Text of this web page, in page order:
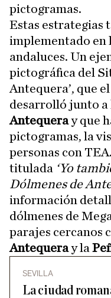
pictogramas.
Estas estrategias
implementado en
andaluces. Un
pictográfica del
Antequera’, que
desarrolló junto
Antequeray que
pictogramas, la
personas con
titulada ‘Yo
Dólmenes de
información
dólmenes de
parajes cercanos
Antequeray la
SEVILLA
La ciudad